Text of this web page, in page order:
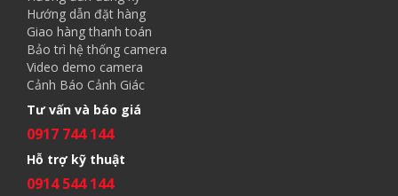
Hướng dẫn đặt hàng
Giao hàng thanh toán
Bảo trì hệ thống camera
Video demo camera
Cảnh Báo Cảnh Giác
Tư vấn và báo giá
0917 744 144
Hỗ trợ kỹ thuật
0914 544 144